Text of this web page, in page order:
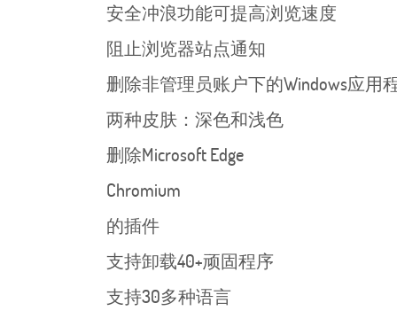
安全冲浪功能可提高浏览速度
阻止浏览器站点通知
删除非管理员账户下的Windows应用
两种皮肤：深色和浅色
删除Microsoft Edge
Chromium
的插件
支持卸载40+顽固程序
支持30多种语言